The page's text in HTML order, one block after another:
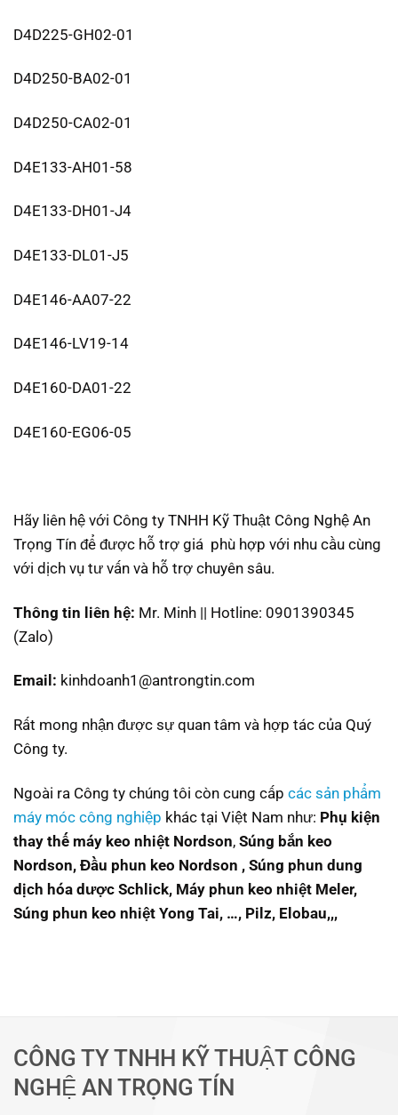
D4D225-GH02-01
D4D250-BA02-01
D4D250-CA02-01
D4E133-AH01-58
D4E133-DH01-J4
D4E133-DL01-J5
D4E146-AA07-22
D4E146-LV19-14
D4E160-DA01-22
D4E160-EG06-05
Hãy liên hệ với Công ty TNHH Kỹ Thuật Công Nghệ An
Trọng Tín để được hỗ trợ giá phù hợp với nhu cầu cùng
với dịch vụ tư vấn và hỗ trợ chuyên sâu.
Thông tin liên hệ: Mr. Minh || Hotline: 0901390345
(Zalo)
Email: kinhdoanh1@antrongtin.com
Rất mong nhận được sự quan tâm và hợp tác của Quý
Công ty.
Ngoài ra Công ty chúng tôi còn cung cấp các sản phẩm
máy móc công nghiệp khác tại Việt Nam như: Phụ kiện
thay thế máy keo nhiệt Nordson, Súng bắn keo
Nordson, Đầu phun keo Nordson , Súng phun dung
dịch hóa dược Schlick, Máy phun keo nhiệt Meler,
Súng phun keo nhiệt Yong Tai, …, Pilz, Elobau,,,
CÔNG TY TNHH KỸ THUẬT CÔNG
NGHỆ AN TRỌNG TÍN